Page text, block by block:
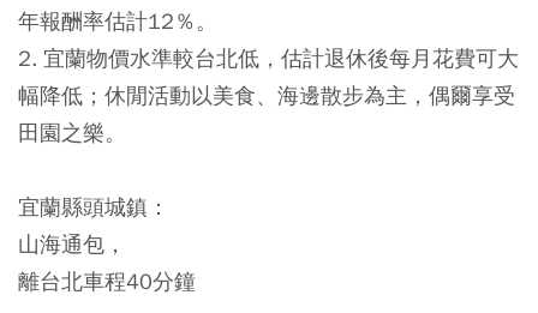
年報酬率估計12％。
2. 宜蘭物價水準較台北低，估計退休後每月花費可大
幅降低；休閒活動以美食、海邊散步為主，偶爾享受
田園之樂。
宜蘭縣頭城鎮：
山海通包，
離台北車程40分鐘